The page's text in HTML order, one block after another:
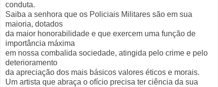
conduta.
Saiba a senhora que os Policiais Militares são em sua
maioria, dotados
da maior honorabilidade e que exercem uma função de
importância máxima
em nossa combalida sociedade, atingida pelo crime e pelo
deterioramento
da apreciação dos mais básicos valores éticos e morais.
Um artista que abraça o ofício precisa ter ciência da sua